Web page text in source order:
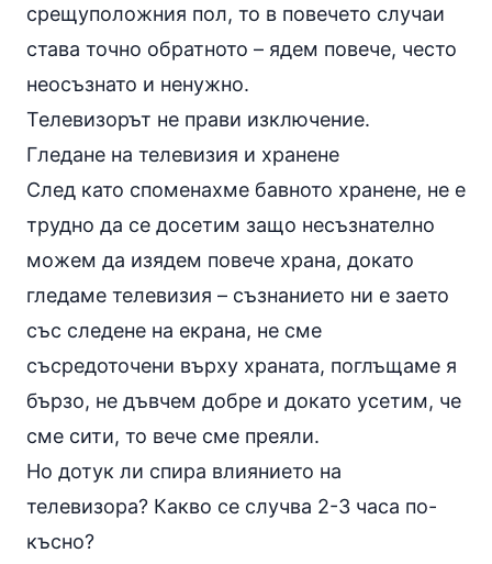
срещуположния пол, то в повечето случаи
става точно обратното – ядем повече, често
неосъзнато и ненужно.
Телевизорът не прави изключение.
Гледане на телевизия и хранене
След като споменахме бавното хранене, не е
трудно да се досетим защо несъзнателно
можем да изядем повече храна, докато
гледаме телевизия – съзнанието ни е заето
със следене на екрана, не сме
съсредоточени върху храната, поглъщаме я
бързо, не дъвчем добре и докато усетим, че
сме сити, то вече сме преяли.
Но дотук ли спира влиянието на
телевизора? Какво се случва 2-3 часа по-
късно?